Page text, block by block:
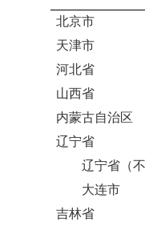
北京市
天津市
河北省
山西省
内蒙古自治区
辽宁省
辽宁省（
大连市
吉林省